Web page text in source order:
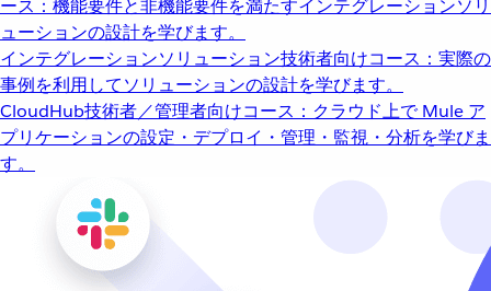
ース：機能要件と非機能要件を満たすインテグレーションソリ
ューションの設計を学びます。
インテグレーションソリューション技術者向けコース：実際の
事例を利用してソリューションの設計を学びます。
CloudHub技術者／管理者向けコース：クラウド上で Mule ア
プリケーションの設定・デプロイ・管理・監視・分析を学びま
す。